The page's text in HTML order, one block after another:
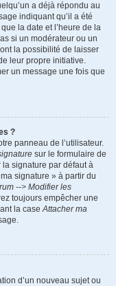
a déjà répondu au
indiquant qu’il a été
la date et l’heure de la
si un modérateur ou un
la possibilité de laisser
leur propre initiative.
un message une fois que
?
panneau de l’utilisateur.
sur le formulaire de
signature par défaut à
signature » à partir du
--> Modifier les
toujours empêcher une
la caseAttacher ma
d’un nouveau sujet ou